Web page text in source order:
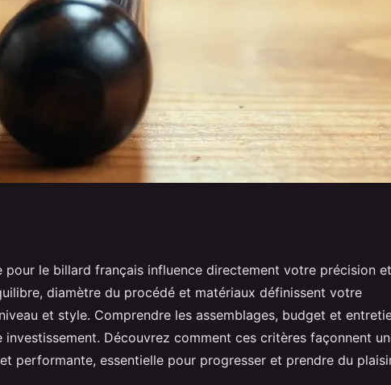
votre
pour le billard français influence directement votre précision et
diamètre du procédé et matériaux définissent votre
et style. Comprendre les assemblages, budget et
investissement. Découvrez comment ces critères façonnent
performante, essentielle pour progresser et prendre du